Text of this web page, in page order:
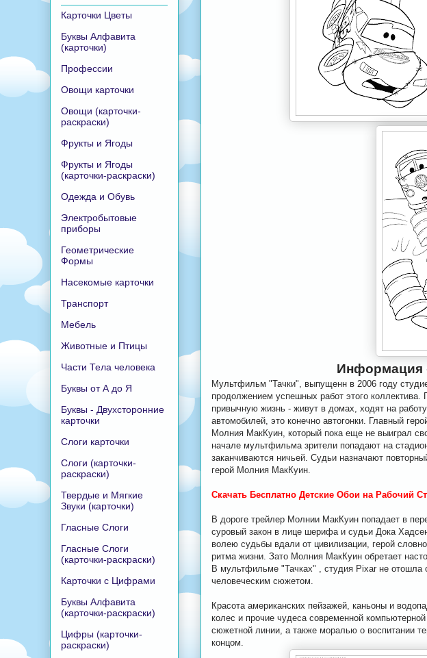
Информация
Мультфильм "Тачки", выпущенн в 2006 году
продолжением успешных работ этого
привычную жизнь - живут в домах, ходят на
автомобилей, это конечно автогонки. Главный
Молния МакКуин, который пока еще не выиграл
начале мультфильма зрители попадают на
заканчиваются ничьей. Судьи назначают
герой Молния МакКуин.
Скачать Бесплатно Детские Обои на Рабочий
В дороге трейлер Молнии МакКуин попадает в
суровый закон в лице шерифа и судьи Дока
волею судьбы вдали от цивилизации, герой
ритма жизни. Зато Молния МакКуин обретает
В мультфильме "Тачках" , студия Pixar не отошла
человеческим сюжетом.
Красота американских пейзажей, каньоны и
колес и прочие чудеса современной
сюжетной линии, а также моралью о воспитании
концом.
Карточки Цветы
Буквы Алфавита
(карточки)
Профессии
Овощи карточки
Овощи (карточки-
раскраски)
Фрукты и Ягоды
Фрукты и Ягоды
(карточки-раскраски)
Одежда и Обувь
Электробытовые
приборы
Геометрические
Формы
Насекомые карточки
Транспорт
Мебель
Животные и Птицы
Части Тела человека
Буквы от А до Я
Буквы - Двухсторонние
карточки
Слоги карточки
Слоги (карточки-
раскраски)
Твердые и Мягкие
Звуки (карточки)
Гласные Слоги
Гласные Слоги
(карточки-раскраски)
Карточки с Цифрами
Буквы Алфавита
(карточки-раскраски)
Цифры (карточки-
раскраски)